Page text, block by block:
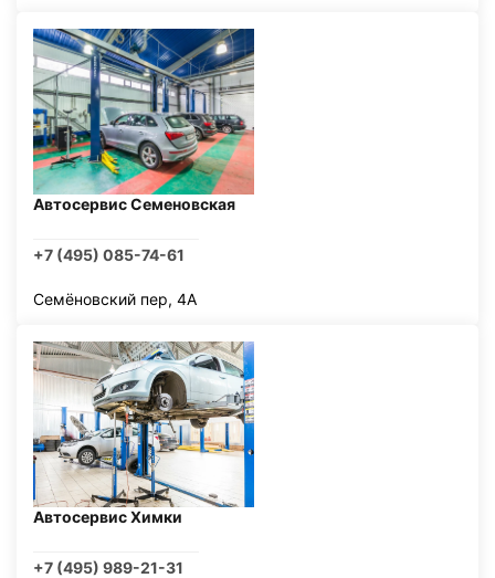
Автосервис Семеновская
+7 (495) 085-74-61
Семёновский пер, 4А
Автосервис Химки
+7 (495) 989-21-31